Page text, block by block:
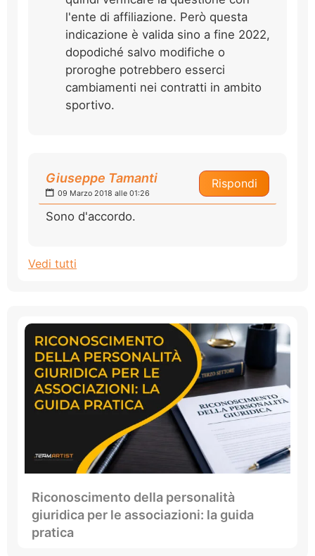
l'ente di affiliazione. Però questa
indicazione è valida sino a fine 2022,
dopodiché salvo modifiche o
proroghe potrebbero esserci
cambiamenti nei contratti in ambito
sportivo.
Rispondi
Giuseppe Tamanti
09 Marzo 2018 alle 01:26
Sono d'accordo.
Vedi tutti
Riconoscimento della personalità
giuridica per le associazioni: la guida
pratica